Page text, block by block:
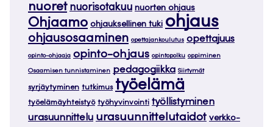
nuoret nuorisotakuu nuorten ohjaus
Ohjaamo ohjauksellinen tuki ohjaus
ohjausosaaminen opettajankoulutus opettajuus
opinto-ohjaaja opinto-ohjaus opintopolku oppiminen
Osaamisen tunnistaminen pedagogiikka Siirtymät
syrjäytyminen tutkimus työelämä
työelämäyhteistyö työhyvinvointi työllistyminen
urasuunnittelu urasuunnittelutaidot verkko-